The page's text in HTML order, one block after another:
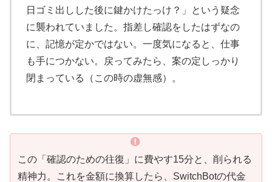
日ゴミ出しした後に鍵かけたっけ？」という疑念
に襲われていました。指差し確認をしたはずなの
に、記憶が定かではない。一度気になると、仕事
も手につかない。戻ってみたら、案の定しっかり
閉まっている（この時の虚無感）。
この「確認のための往復」に費やす15分と、削られる
精神力。これを金額に換算したら、SwitchBotの代金